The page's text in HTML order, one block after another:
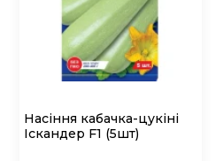
Насіння кабачка-цукіні
Іскандер F1 (5шт)